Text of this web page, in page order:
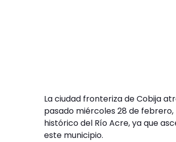
La ciudad fronteriza de Cobija
pasado miércoles 28 de febrero,
histórico del Río Acre, ya que
este municipio.